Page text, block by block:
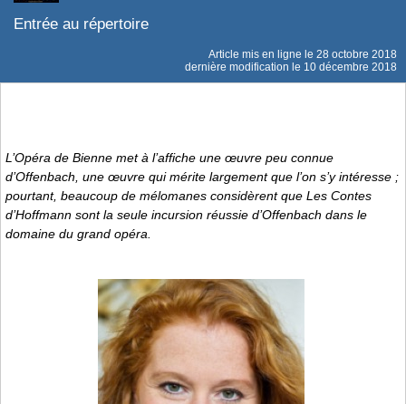
Entrée au répertoire
Article mis en ligne le 28 octobre 2018
dernière modification le 10 décembre 2018
L’Opéra de Bienne met à l’affiche une œuvre peu connue
d’Offenbach, une œuvre qui mérite largement que l’on s’y intéresse ;
pourtant, beaucoup de mélomanes considèrent que Les Contes
d’Hoffmann sont la seule incursion réussie d’Offenbach dans le
domaine du grand opéra.